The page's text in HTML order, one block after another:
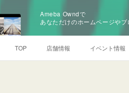
Ameba Owndで
あなただけのホームページやブ
TOP 店舗情報 イベント情報